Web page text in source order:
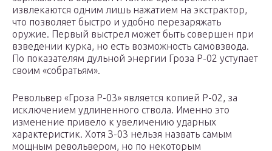
извлекаются одним лишь нажатием на экстрактор,
что позволяет быстро и удобно перезаряжать
оружие. Первый выстрел может быть совершен при
взведении курка, но есть возможность самовзвода.
По показателям дульной энергии Гроза Р-02 уступает
своим «собратьям».
Револьвер «Гроза Р-03» является копией Р-02, за
исключением удлиненного ствола. Именно это
изменение привело к увеличению ударных
характеристик. Хотя З-03 нельзя назвать самым
мощным револьвером, но по некоторым